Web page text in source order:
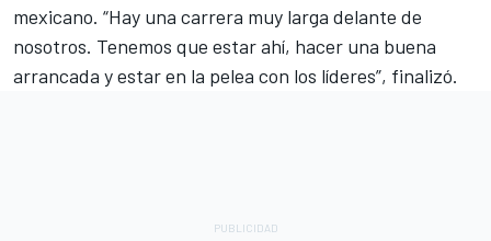
mexicano. “Hay una carrera muy larga delante de
nosotros. Tenemos que estar ahí, hacer una buena
arrancada y estar en la pelea con los líderes”, finalizó.